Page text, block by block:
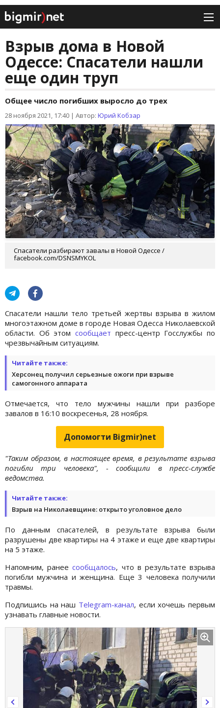
Взрыв дома в Новой
Одессе: Спасатели нашли
еще один труп
Общее число погибших выросло до трех
28 ноября 2021, 17:40 | Автор: Юрий Кобзар
Спасатели разбирают завалы в Новой Одессе /
facebook.com/DSNSMYKOL
Спасатели нашли тело третьей жертвы взрыва в жилом
многоэтажном доме в городе Новая Одесса Николаевской
области. Об этом сообщает пресс-центр Госслужбы по
чрезвычайным ситуациям.
Читайте также:
Херсонец получил серьезные ожоги при взрыве
самогонного аппарата
Отмечается, что тело мужчины нашли при разборе
завалов в 16:10 воскресенья, 28 ноября.
Допомогти Bigmir)net
"Таким образом, в настоящее время, в результате взрыва
погибли три человека", - сообщили в пресс-службе
ведомства.
Читайте также:
Взрыв на Николаевщине: открыто уголовное дело
По данным спасателей, в результате взрыва были
разрушены две квартиры на 4 этаже и еще две квартиры
на 5 этаже.
Напомним, ранеесообщалось, что в результате взрыва
погибли мужчина и женщина. Еще 3 человека получили
травмы.
Подпишись на наш Telegram-канал, если хочешь первым
узнавать главные новости.